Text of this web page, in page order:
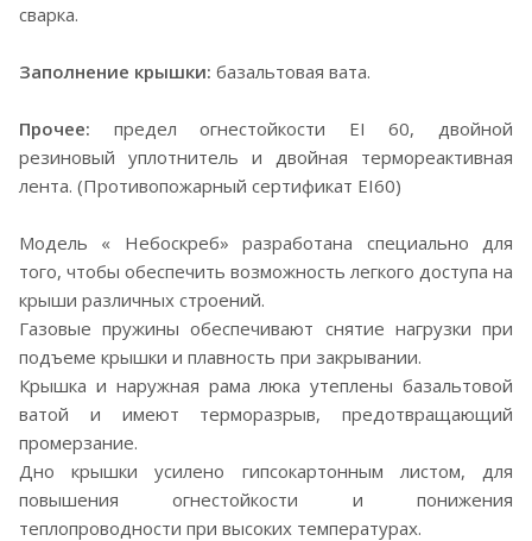
сварка.
Заполнение крышки: базальтовая вата.
Прочее: предел огнестойкости EI 60, двойной
резиновый уплотнитель и двойная термореактивная
лента. (Противопожарный сертификат EI60)
Модель « Небоскреб» разработана специально для
того, чтобы обеспечить возможность легкого доступа на
крыши различных строений.
Газовые пружины обеспечивают снятие нагрузки при
подъеме крышки и плавность при закрывании.
Крышка и наружная рама люка утеплены базальтовой
ватой и имеют терморазрыв, предотвращающий
промерзание.
Дно крышки усилено гипсокартонным листом, для
повышения огнестойкости и понижения
теплопроводности при высоких температурах.